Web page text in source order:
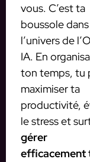
vous. C’est ta
boussole dans
l’univers de
IA. En
ton temps, tu
maximiser ta
productivité,
le stress et
gérer
efficacement